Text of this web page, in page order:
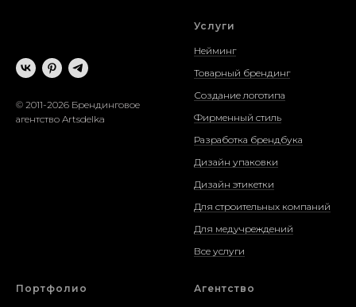
© 2011-2026 Брендинговое
агентство Artsdelka
Услуги
Нейминг
Товарный брендинг
Создание логотипа
Фирменный стиль
Разработка брендбука
Дизайн упаковки
Дизайн этикетки
Для строительных компаний
Для медучреждений
Все услуги
Портфолио Агентство